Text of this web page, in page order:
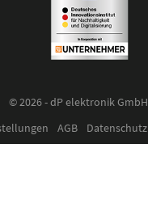
© 2026 - dP elektronik GmbH
AGB Datenschutz